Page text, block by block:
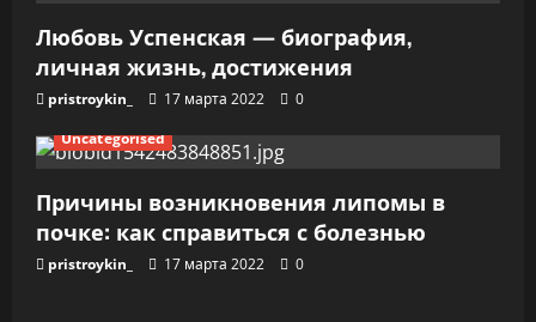
Любовь Успенская — биография,
личная жизнь, достижения
pristroykin_ 17 марта 2022
0
Uncategorised
Причины возникновения липомы в
почке: как справиться с болезнью
pristroykin_ 17 марта 2022 0